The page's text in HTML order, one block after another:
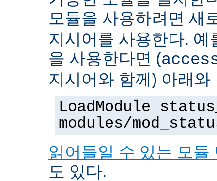
모듈을 사용하려면 새
지시어를 사용한다. 예
을 사용한다면 (
지시어와 함께) 아래와
LoadModule
modules/
읽어들일 수 있는 모듈
도 있다.